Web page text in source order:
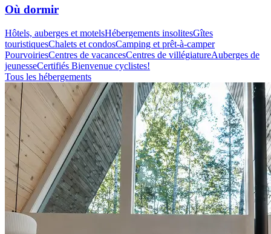
Où dormir
Hôtels, auberges et motelsHébergements insolitesGîtes
touristiquesChalets et condosCamping et prêt-à-camper
PourvoiriesCentres de vacancesCentres de villégiatureAuberges de
jeunesseCertifiés Bienvenue cyclistes!
Tous les hébergements